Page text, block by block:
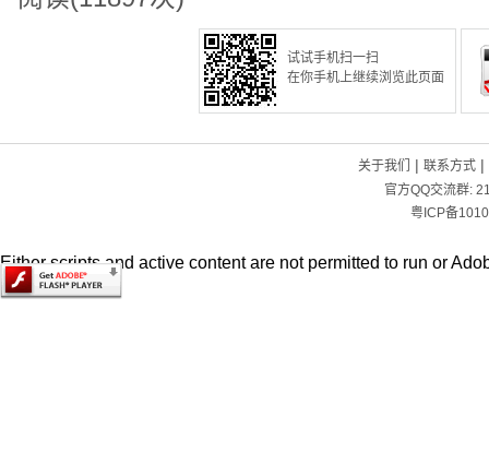
试试手机扫一扫
在你手机上继续浏览此页面
关于我们 | 联系方式|
官方QQ交流群:
粤ICP备
Either scripts and active content are not permitted to run or